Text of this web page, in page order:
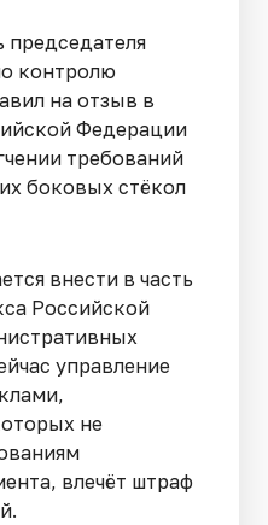
председателя
контролю
на отзыв в
Федерации
требований
боковых стёкол
внести в часть
Российской
управление
не
влечёт штраф